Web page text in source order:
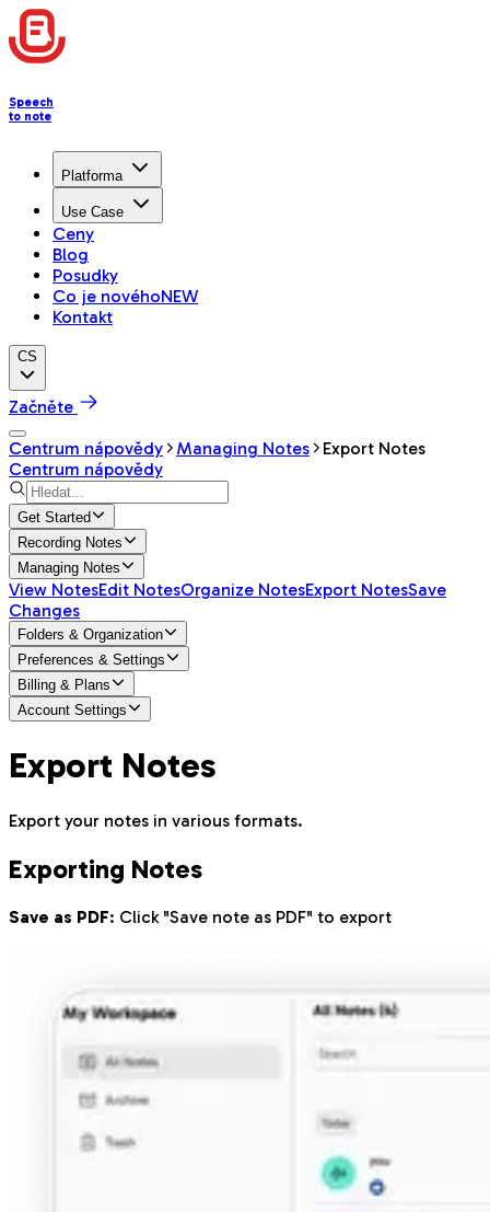
Speech
to note
Platforma
Use Case
Ceny
Blog
Posudky
Co je novéhoNEW
Kontakt
CS
Začněte
Centrum nápovědy
Managing Notes
Export Notes
Centrum nápovědy
Get Started
Recording Notes
Managing Notes
View NotesEdit NotesOrganize NotesExport NotesSave
Changes
Folders & Organization
Preferences & Settings
Billing & Plans
Account Settings
Export Notes
Export your notes in various formats.
Exporting Notes
Save as PDF: Click "Save note as PDF" to export